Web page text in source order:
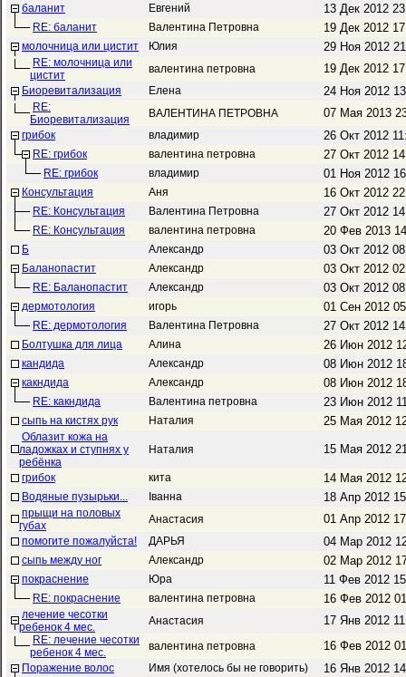
баланит Евгений 13 Дек 2012
RE: баланит Валентина Петровна 19 Дек 2012
молочница или цистит Юлия 29 Ноя 2012
RE: молочница или
цистит
валентина петровна 19 Дек 2012
Биоревитализация Елена 24 Ноя 2012
RE:
Биоревитализация
ВАЛЕНТИНА ПЕТРОВНА 07 Мая 2013
грибок владимир 26 Окт 2012
RE: грибок валентина петровна 27 Окт 2012
RE: грибок владимир 01 Ноя 2012
Консультация Аня 16 Окт 2012
RE: Консультация Валентина Петровна 27 Окт 2012
RE: Консультация валентина петровна 20 Фев 2013
Б Александр 03 Окт 2012
Баланопастит Александр 03 Окт 2012
RE: Баланопастит Александр 03 Окт 2012
дермотология игорь 01 Сен 2012
RE: дермотология Валентина Петровна 27 Окт 2012
Болтушка для лица Алина 26 Июн 2012
кандида Александр 08 Июн 2012
какндида Александр 08 Июн 2012
RE: какндида Валентина петровна 23 Июн 2012
сыпь на кистях рук Наталия 25 Мая 2012
Облазит кожа на
ладожках и ступнях у
ребёнка
Наталия 15 Мая 2012
грибок кита 14 Мая 2012
Водяные пузырьки... Іванна 18 Апр 2012
прыщи на половых
губах
Анастасия 01 Апр 2012
помогите пожалуйста! ДАРЬЯ 04 Мар 2012
сыпь между ног Александр 02 Мар 2012
покраснение Юра 11 Фев 2012
RE: покраснение валентина петровна 16 Фев 2012
лечение чесотки
ребенок 4 мес.
Анастасия 17 Янв 2012
RE: лечение чесотки
ребенок 4 мес.
валентина петровна 16 Фев 2012
Поражение волос Имя (хотелось бы не говорить) 16 Янв 2012